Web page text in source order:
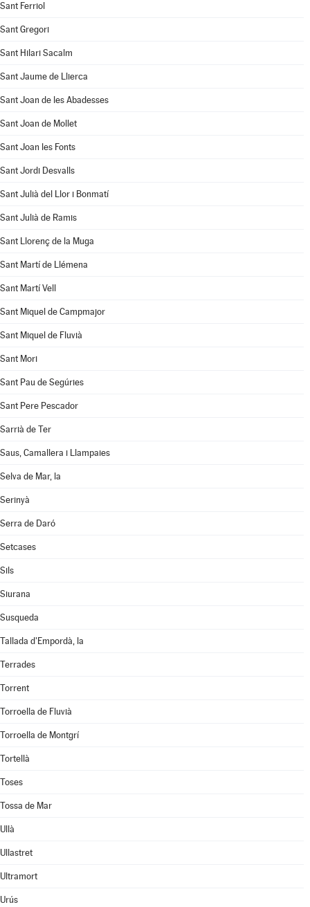
Sant Ferriol
Sant Gregori
Sant Hilari Sacalm
Sant Jaume de Llierca
Sant Joan de les Abadesses
Sant Joan de Mollet
Sant Joan les Fonts
Sant Jordi Desvalls
Sant Julià del Llor i Bonmatí
Sant Julià de Ramis
Sant Llorenç de la Muga
Sant Martí de Llémena
Sant Martí Vell
Sant Miquel de Campmajor
Sant Miquel de Fluvià
Sant Mori
Sant Pau de Segúries
Sant Pere Pescador
Sarrià de Ter
Saus, Camallera i Llampaies
Selva de Mar, la
Serinyà
Serra de Daró
Setcases
Sils
Siurana
Susqueda
Tallada d'Empordà, la
Terrades
Torrent
Torroella de Fluvià
Torroella de Montgrí
Tortellà
Toses
Tossa de Mar
Ullà
Ullastret
Ultramort
Urús